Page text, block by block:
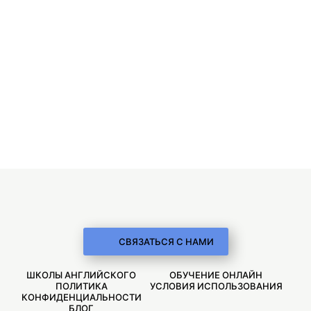
СВЯЗАТЬСЯ С НАМИ
ШКОЛЫ АНГЛИЙСКОГО
ОБУЧЕНИЕ ОНЛАЙН
ПОЛИТИКА
КОНФИДЕНЦИАЛЬНОСТИ
УСЛОВИЯ ИСПОЛЬЗОВАНИЯ
БЛОГ